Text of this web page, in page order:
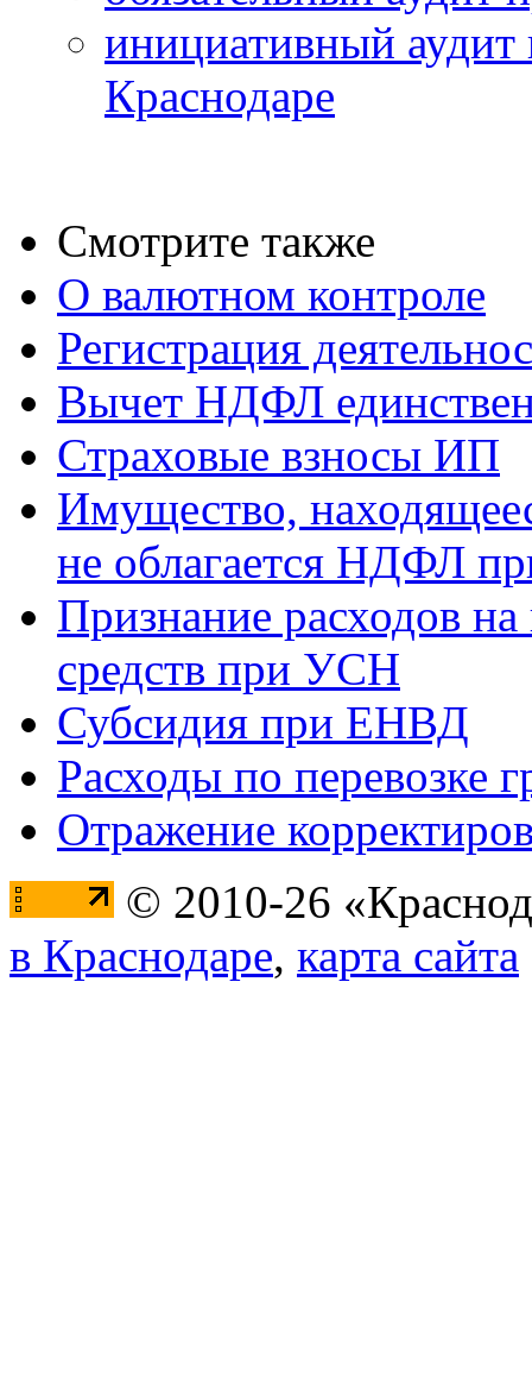
инициативный аудит
Краснодаре
Смотрите также
О валютном контроле
Регистрация
Вычет НДФЛ
Страховые взносы ИП
Имущество,
не облагается НДФЛ
Признание расходов
средств при УСН
Субсидия при ЕНВД
Расходы по перевозке
Отражение
© 2010-26
в Краснодаре, карта сайта